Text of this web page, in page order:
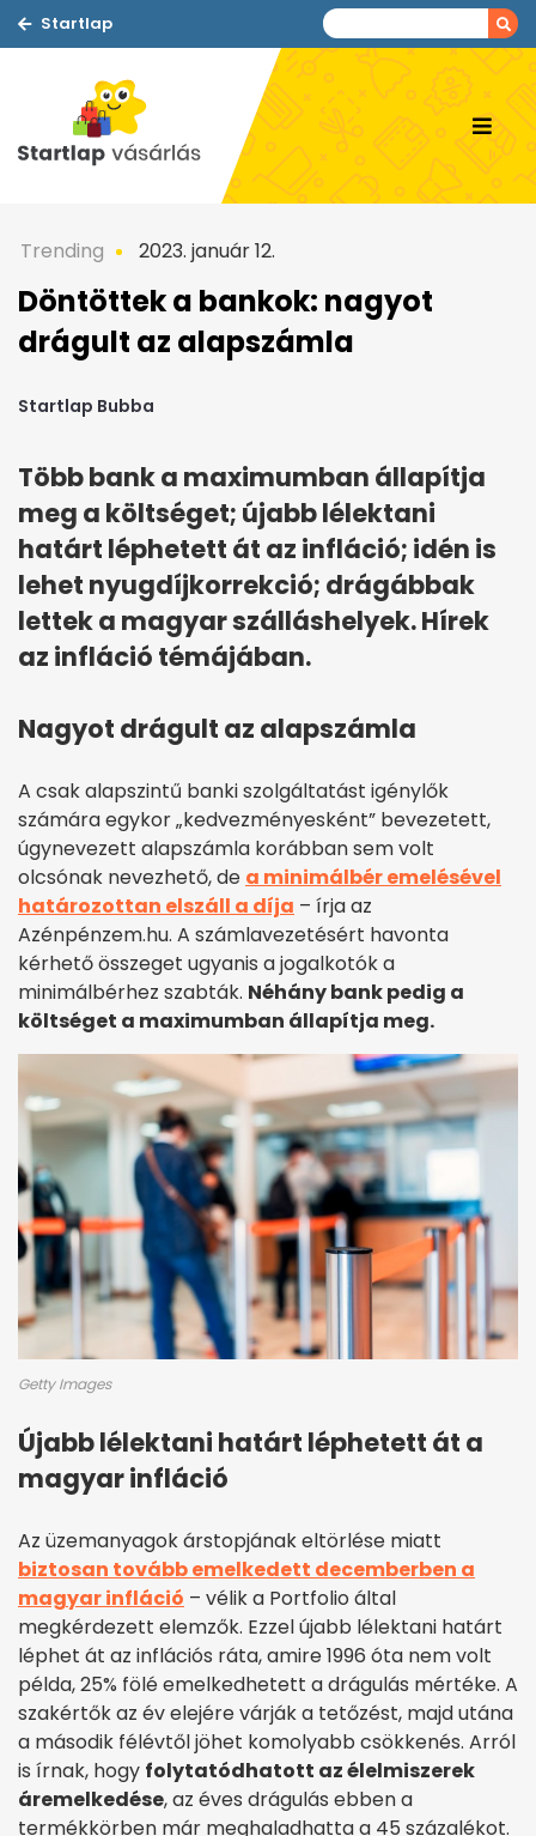
Startlap
Trending 2023. január 12.
Döntöttek a bankok: nagyot
drágult az alapszámla
Startlap Bubba
Több bank a maximumban állapítja
meg a költséget; újabb lélektani
határt léphetett át az infláció; idén is
lehet nyugdíjkorrekció; drágábbak
lettek a magyar szálláshelyek. Hírek
az infláció témájában.
Nagyot drágult az alapszámla
A csak alapszintű banki szolgáltatást igénylők
számára egykor „kedvezményesként” bevezetett,
úgynevezett alapszámla korábban sem volt
olcsónak nevezhető, de a minimálbér emelésével
határozottan elszáll a díja – írja az
Azénpénzem.hu. A számlavezetésért havonta
kérhető összeget ugyanis a jogalkotók a
minimálbérhez szabták. Néhány bank pedig a
költséget a maximumban állapítja meg.
Getty Images
Újabb lélektani határt léphetett át a
magyar infláció
Az üzemanyagok árstopjának eltörlése miatt
biztosan tovább emelkedett decemberben a
magyar infláció – vélik a Portfolio által
megkérdezett elemzők. Ezzel újabb lélektani határt
léphet át az inflációs ráta, amire 1996 óta nem volt
példa, 25% fölé emelkedhetett a drágulás mértéke. A
szakértők az év elejére várják a tetőzést, majd utána
a második félévtől jöhet komolyabb csökkenés. Arról
is írnak, hogy folytatódhatott az élelmiszerek
áremelkedése, az éves drágulás ebben a
termékkörben már meghaladhatta a 45 százalékot.